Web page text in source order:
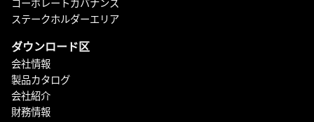
ステークホルダーエリア
ダウンロード区
会社情報
製品カタログ
会社紹介
財務情報